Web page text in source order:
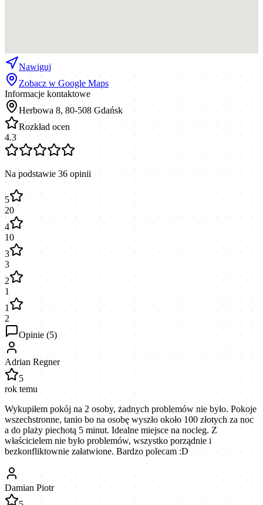
Nawiguj
Zobacz w Google Maps
Informacje kontaktowe
Herbowa 8, 80-508 Gdańsk
Rozkład ocen
4.3
Na podstawie 36 opinii
5
20
4
10
3
3
2
1
1
2
Opinie (5)
Adrian Regner
5
rok temu
Wykupiłem pokój na 2 osoby, żadnych problemów nie było. Pokoje
wszechstronne, tanio bo na osobę wyszło około 100 złotych za noc
a do plaży piechotą 5 minut. Idealne miejsce na nocleg. Z
właścicielem nie było problemów, wszystko porządnie i
bezkonfliktownie załatwione. Bardzo polecam :D
Damian Piotr